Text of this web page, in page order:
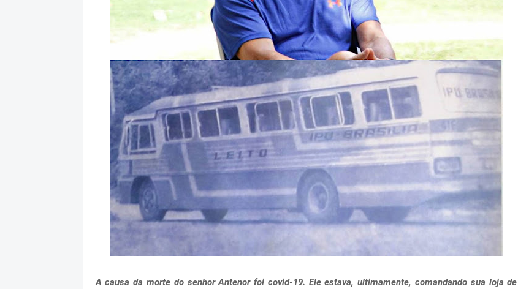
A causa da morte do senhor Antenor foi covid-19. Ele estava, ultimamente, comandando sua loja de